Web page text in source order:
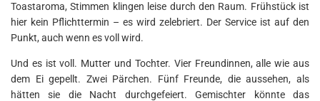
Toastaroma, Stimmen klingen leise durch den Raum. Frühstück ist
hier kein Pflichttermin – es wird zelebriert. Der Service ist auf den
Punkt, auch wenn es voll wird.
Und es ist voll. Mutter und Tochter. Vier Freundinnen, alle wie aus
dem Ei gepellt. Zwei Pärchen. Fünf Freunde, die aussehen, als
hätten sie die Nacht durchgefeiert. Gemischter könnte das